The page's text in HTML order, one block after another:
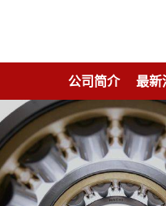
公司简介 最新